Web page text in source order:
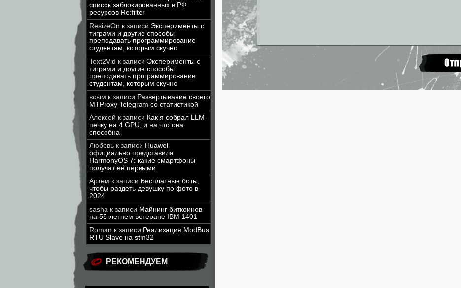
список заблокированных в РФ
ресурсов Re:filter
ResizeOn к записи Эксперименты с
тиграми и другие способы
преподавать программирование
студентам, которым скучно
Text2Vid к записи Эксперименты с
тиграми и другие способы
преподавать программирование
студентам, которым скучно
всым к записи Развёртывание своего
MTProxy Telegram со статистикой
Алексей к записи Как я собрал LLM-
печку на 4 GPU, и на что она
способна
Любовь к записи Huawei
официально представила
HarmonyOS 7: какие смартфоны
получат её первыми
Артем к записи Бесплатные боты,
чтобы раздеть девушку по фото в
2024
sasha к записи Майнинг биткоинов
на 55-летнем ветеране IBM 1401
Roman к записи Реализация ModBus
RTU Slave на stm32
РЕКОМЕНДУЕМ